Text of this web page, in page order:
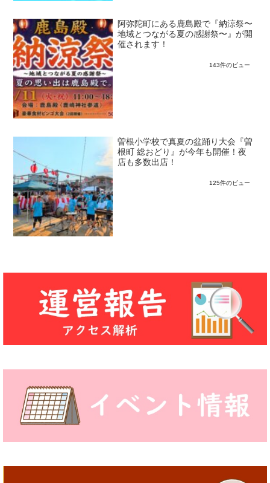
阿弥陀町にある鹿島殿で『納涼祭〜
地域とつながる夏の感謝祭〜』が開
催されます！
143件のビュー
曽根小学校で真夏の盆踊り大会『曽
根町 総おどり』が今年も開催！夜
店も多数出店！
125件のビュー